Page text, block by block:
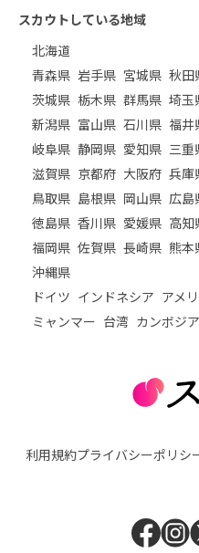
スカウトしている地域
北海道
青森県 岩手県 宮城県 秋田
茨城県 栃木県 群馬県 埼玉
新潟県 富山県 石川県 福井
岐阜県 静岡県 愛知県 三重
滋賀県 京都府 大阪府 兵庫
鳥取県 島根県 岡山県 広島
徳島県 香川県 愛媛県 高知
福岡県 佐賀県 長崎県 熊本
沖縄県
ドイツ インドネシア アメ
ミャンマー 台湾 カンボジア
利用規約プライバシーポリシ